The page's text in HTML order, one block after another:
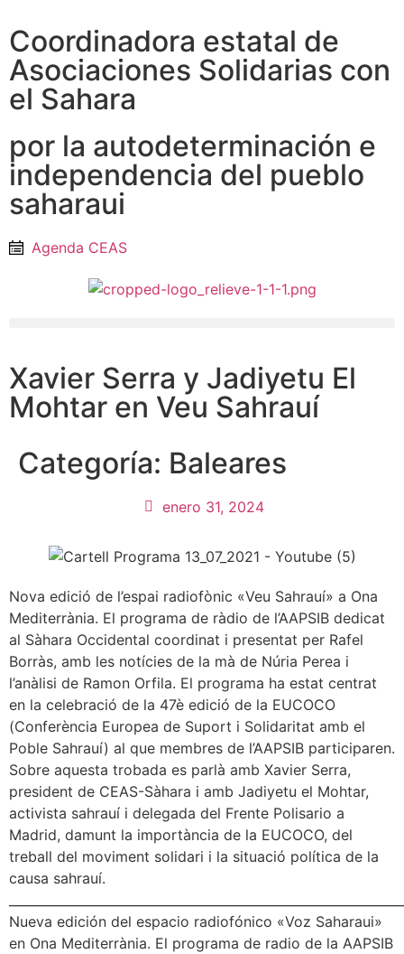
Coordinadora estatal de
Asociaciones Solidarias con
el Sahara
por la autodeterminación e
independencia del pueblo
saharaui
Agenda CEAS
Xavier Serra y Jadiyetu El
Mohtar en Veu Sahrauí
Categoría: Baleares
enero 31, 2024
Nova edició de l’espai radiofònic «Veu Sahrauí» a Ona
Mediterrània. El programa de ràdio de l’AAPSIB dedicat
al Sàhara Occidental coordinat i presentat per Rafel
Borràs, amb les notícies de la mà de Núria Perea i
l’anàlisi de Ramon Orfila. El programa ha estat centrat
en la celebració de la 47è edició de la EUCOCO
(Conferència Europea de Suport i Solidaritat amb el
Poble Sahrauí) al que membres de l’AAPSIB participaren.
Sobre aquesta trobada es parlà amb Xavier Serra,
president de CEAS-Sàhara i amb Jadiyetu el Mohtar,
activista sahrauí i delegada del Frente Polisario a
Madrid, damunt la importància de la EUCOCO, del
treball del moviment solidari i la situació política de la
causa sahrauí.
Nueva edición del espacio radiofónico «Voz Saharaui»
en Ona Mediterrània. El programa de radio de la AAPSIB